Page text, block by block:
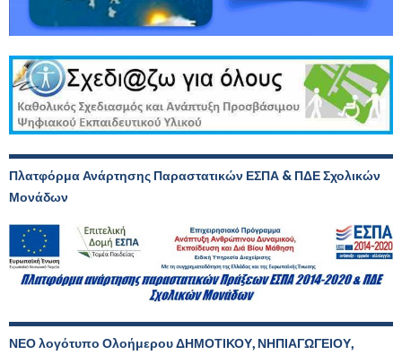
Πλατφόρμα Ανάρτησης Παραστατικών ΕΣΠΑ & ΠΔΕ Σχολικών
Μονάδων
ΝΕΟ λογότυπο Ολοήμερου ΔΗΜΟΤΙΚΟΥ, ΝΗΠΙΑΓΩΓΕΙΟΥ,